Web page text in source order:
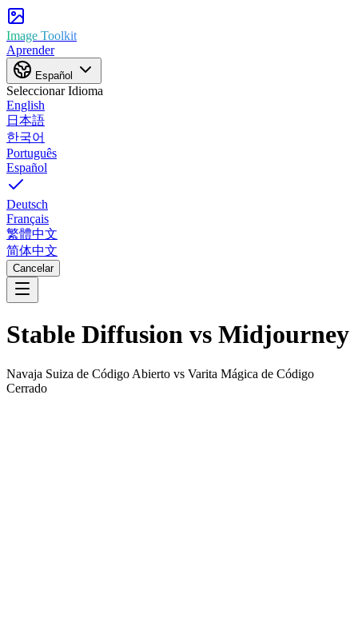
Image Toolkit
Aprender
Español
Seleccionar Idioma
English
日本語
한국어
Português
Español
Deutsch
Français
繁體中文
简体中文
Cancelar
Stable Diffusion vs Midjourney
Navaja Suiza de Código Abierto vs Varita Mágica de Código
Cerrado